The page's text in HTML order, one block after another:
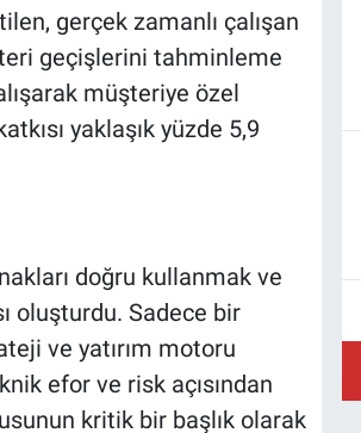
gerçek zamanlı çalışan
geçişlerini tahminleme
müşteriye özel
yaklaşık yüzde 5,9
doğru kullanmak ve
oluşturdu. Sadece bir
ve yatırım motoru
efor ve risk açısından
kritik bir başlık olarak